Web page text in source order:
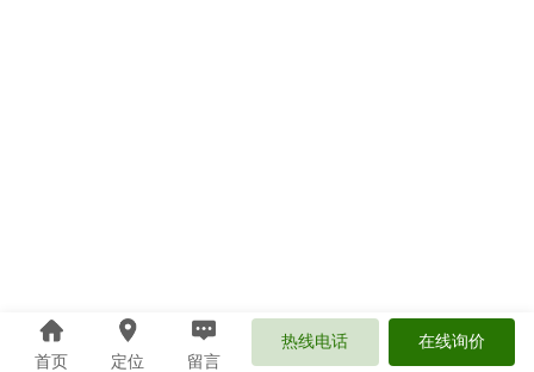
首页 定位 留言
热线电话 在线询价